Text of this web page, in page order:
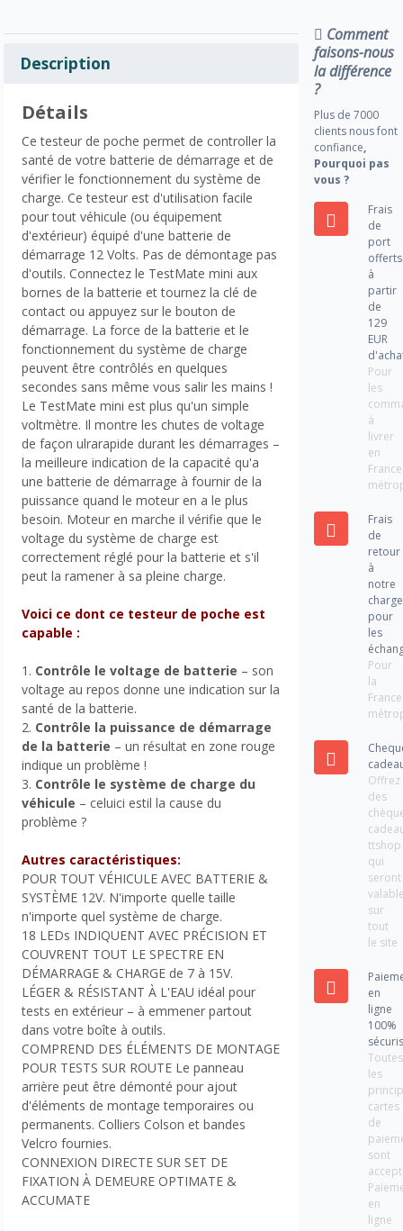
Description
Détails
Ce testeur de poche permet de controller la
santé de votre batterie de démarrage et de
vérifier le fonctionnement du système de
charge. Ce testeur est d'utilisation facile
pour tout véhicule (ou équipement
d'extérieur) équipé d'une batterie de
démarrage 12 Volts. Pas de démontage pas
d'outils. Connectez le TestMate mini aux
bornes de la batterie et tournez la clé de
contact ou appuyez sur le bouton de
démarrage. La force de la batterie et le
fonctionnement du système de charge
peuvent être contrôlés en quelques
secondes sans même vous salir les mains !
Le TestMate mini est plus qu'un simple
voltmètre. Il montre les chutes de voltage
de façon ulrarapide durant les démarrages –
la meilleure indication de la capacité qu'a
une batterie de démarrage à fournir de la
puissance quand le moteur en a le plus
besoin. Moteur en marche il vérifie que le
voltage du système de charge est
correctement réglé pour la batterie et s'il
peut la ramener à sa pleine charge.
Voici ce dont ce testeur de poche est
capable :
1. Contrôle le voltage de batterie – son
voltage au repos donne une indication sur la
santé de la batterie.
2. Contrôle la puissance de démarrage
de la batterie – un résultat en zone rouge
indique un problème !
3. Contrôle le système de charge du
véhicule – celuici estil la cause du
problème ?
Autres caractéristiques:
POUR TOUT VÉHICULE AVEC BATTERIE &
SYSTÈME 12V. N'importe quelle taille
n'importe quel système de charge.
18 LEDs INDIQUENT AVEC PRÉCISION ET
COUVRENT TOUT LE SPECTRE EN
DÉMARRAGE & CHARGE de 7 à 15V.
LÉGER & RÉSISTANT À L'EAU idéal pour
tests en extérieur – à emmener partout
dans votre boîte à outils.
COMPREND DES ÉLÉMENTS DE MONTAGE
POUR TESTS SUR ROUTE Le panneau
arrière peut être démonté pour ajout
d'éléments de montage temporaires ou
permanents. Colliers Colson et bandes
Velcro fournies.
CONNEXION DIRECTE SUR SET DE
FIXATION À DEMEURE OPTIMATE &
ACCUMATE
Comment
faisons-nous
la différence
?
Plus de 7000
clients nous font
confiance,
Pourquoi pas
vous ?
Frais
de
port
offerts
à
partir
de
129
EUR
Pour
les
à
livrer
en
France
Frais
de
retour
à
notre
charge
pour
les
Pour
la
France
Offrez
des
ttshop
qui
seront
sur
tout
le site
en
ligne
100%
Toutes
les
cartes
de
sont
en
ligne